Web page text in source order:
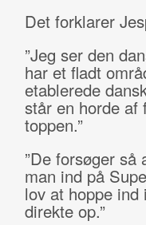
Det forklarer
”Jeg ser den
har et fladt
etablerede
står en horde
toppen.”
”De forsøger
man ind på
lov at hoppe
direkte op.”